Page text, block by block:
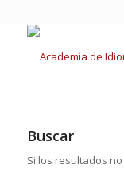
Buscar
Si los resultados